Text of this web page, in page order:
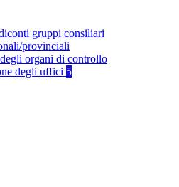
gruppi consiliari
provinciali
organi di controllo
degli uffici 5